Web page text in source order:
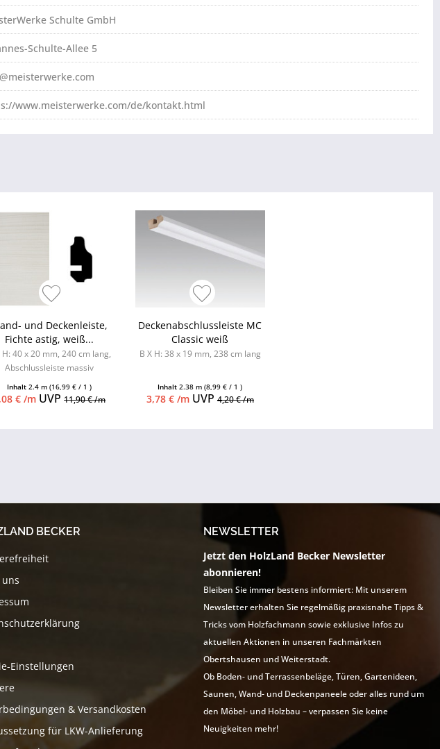
Schulte GmbH
Schulte-Allee 5
www.meisterwerke.com/de/kontakt.html
und Deckenleiste,
Fichte astig, weiß...
H: 40 x 20 mm, 240 cm lang,
Abschlussleiste massiv
Inhalt2.4 m(16,99 € / 1 )
€ /m UVP11,90 € /m
Deckenabschlussleiste MC
Classic weiß
B X H: 38 x 19 mm, 238 cm lang
Inhalt2.38 m(8,99 € / 1 )
3,78 € /mUVP 4,20 € /m
BECKER
Einstellungen
& Versandkosten
für LKW-Anlieferung
NEWSLETTER
Jetzt den HolzLand Becker Newsletter
abonnieren!
Bleiben Sie immer bestens informiert: Mit unserem
Newsletter erhalten Sie regelmäßig praxisnahe Tipps &
Tricks vom Holzfachmann sowie exklusive Infos zu
aktuellen Aktionen in unseren Fachmärkten
Obertshausen und Weiterstadt.
Ob Boden- und Terrassenbeläge, Türen, Gartenideen,
Saunen, Wand- und Deckenpaneele oder alles rund um
den Möbel- und Holzbau – verpassen Sie keine
Neuigkeiten mehr!